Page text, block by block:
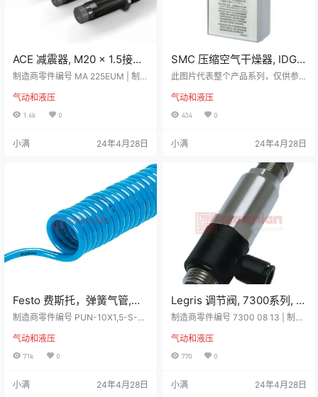
ACE 减震器, M20 x 1.5接口,
最大回程力10N, 每周期最大
225EUM
制造商零件编号 MA 225EUM | 制造
器 ACE 小型减震器，无需维护且自
成一体。 MA 系列的小型减震器冲
的减速效果。 MA 减震器的主体是
层，活塞杆是由不锈钢制成。 可处
理 0.9kg 至 2040kg 的有效重量锁
定和经过校准的调节功能整合式前
挡块包括锁定按钮…
气动和液压
1.6k 0
小满 24年4月28日
SMC 压缩空气干燥器, IDG
系列, 膜片干燥器, 最大工作
+55°C,IDG5-F01
此图片代表整个产品系列，仅供参
商 SMC 详细资料 IDG 系列，薄膜
风干机 SMC 薄膜风干机系列 IDG
分离器与单一装置结合。 IDG/V 型
供的选件包括用于排出净化空气的
单触式配件。 如果净化空气没有在
薄膜风干机周围排出，空气将从风
气动和液压
434 0
小满 24年4月28日
Festo 费斯托，弹簧气管,
PUN系列, 管内径7mm, 最大
10bar，PUN-10X1,5-S-6-
SW
制造商零件编号 PUN-10X1,5-S-6-
式出口的单管或双管 PUN-S/PUN-
S-DUO 使用灵活，极具弹性，对机
有可旋转螺纹出口，用于连接压缩
气动和液压
71k 0
小满 24年4月28日
Legris 调节阀, 7300系列, G
1/4 外螺纹进气口, 8mm管出
73000813
制造商零件编号 7300 08 13 | 制造
系列压力调节器 安装在气缸供气管
路中，以一个移动方向执行降压安
上安装，形成一个单供气来源的多
气动和液压
770 0
小满 24年4月28日